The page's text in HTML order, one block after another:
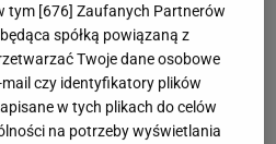
tym [676] Zaufanych Partnerów
spółką powiązaną z
Twoje dane osobowe
mail czy identyfikatory plików
w tych plikach do celów
na potrzeby wyświetlania